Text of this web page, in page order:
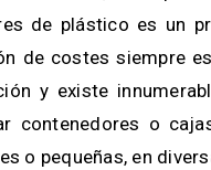
de plástico es un
de costes siempre
y existe
contenedores o
o pequeñas, en